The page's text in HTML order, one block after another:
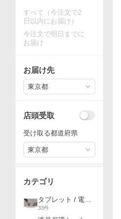
すべて（今注文で2
日以内にお届け）
今注文で明日までに
お届け
お届け先
東京都
店頭受取
受け取る都道府県
東京都
カテゴリ
タブレット / 電子
書籍端末 / ノート
33件